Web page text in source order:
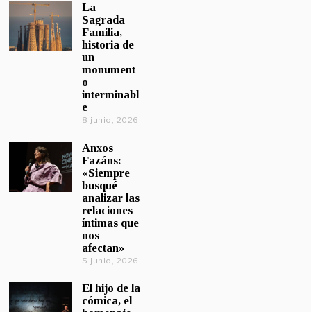
La
Sagrada
Familia,
historia de
un
monument
o
interminabl
e
8 junio, 2026
Anxos
Fazáns:
«Siempre
busqué
analizar las
relaciones
íntimas que
nos
afectan»
5 junio, 2026
El hijo de la
cómica, el